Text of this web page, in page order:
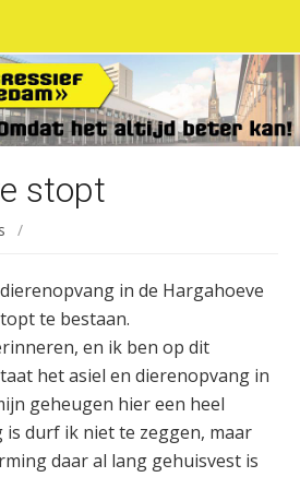
stopt
/
in de Hargahoeve
te bestaan.
en ik ben op dit
het asiel en dierenopvang in
geheugen hier een heel
durf ik niet te zeggen, maar
daar al lang gehuisvest is